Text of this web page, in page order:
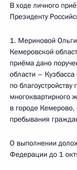
В ходе личного
Президенту
1. Мериновой
Кемеровской
приёма дано
области –
по
многоквартирного
в городе Кемерово,
пребывания
О выполнении
Федерации до 1